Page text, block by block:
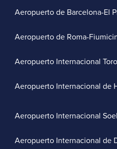
Aeropuerto de Barcelona-El
Aeropuerto de Roma-
Aeropuerto Internacional
Aeropuerto Internacional de
Aeropuerto Internacional
Aeropuerto Internacional de